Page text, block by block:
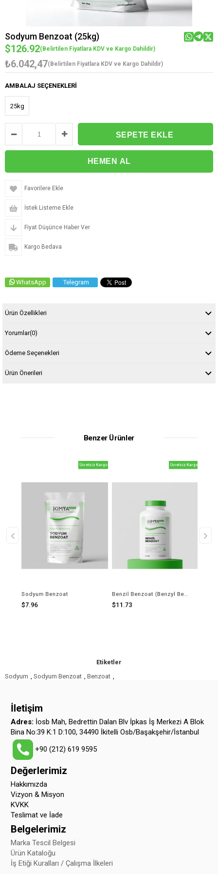
Sodyum Benzoat (25kg)
$126.92(Belirtilen Fiyatlara KDV ve Kargo Dahildir)
₺6.042,47(Belirtilen Fiyatlara KDV ve Kargo Dahildir)
AMBALAJ SEÇENEKLERI
25kg
Favorilere Ekle
İstek Listeme Ekle
Fiyat Düşünce Haber Ver
Kargo Bedava
WhatsApp Telegram
Ürün Özellikleri
Yorumlar(0)
Ödeme Seçenekleri
Ürün Önerileri
Benzer Ürünler
Sodyum Benzoat
$7.96
Ücretsiz Kargo
Benzil Benzoat (Benzyl Benzoate)
$11.73
Ücretsiz Kargo
Etiketler
Sodyum
Sodyum Benzoat Benzoat
İletişim
Adres: İosb Mah, Bedrettin Dalan Blv İpkas İş Merkezi A Blok
Bina No:39 K:1 D:100, 34490 İkitelli Osb/Başakşehir/İstanbul
+90 (212) 619 9595
Değerlerimiz
Hakkımızda
Vizyon & Misyon
KVKK
Teslimat ve İade
Belgelerimiz
Marka Tescil Belgesi
Ürün Kataloğu
İş Etiği Kuralları / Çalışma İlkeleri